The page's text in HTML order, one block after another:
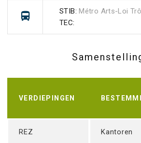
STIB: Métro Arts-Loi
TEC:
VERDIEPINGEN
REZ Kantoren